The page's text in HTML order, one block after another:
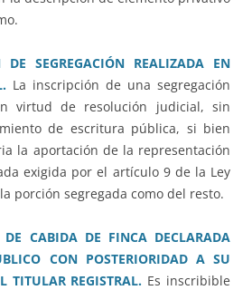
SEGREGACIÓN REALIZADA EN
La inscripción de una segregación
virtud de resolución judicial, sin
de escritura pública, si bien
la aportación de la representación
exigida por el artículo 9 de la Ley
porción segregada como del resto.
CABIDA DE FINCA DECLARADA
CON POSTERIORIDAD A SU
TITULAR REGISTRAL. Es inscribible